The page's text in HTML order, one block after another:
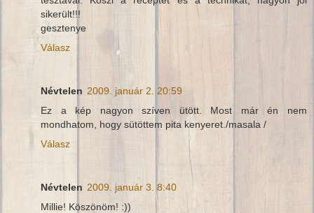
sikerült!!!
gesztenye
Válasz
Névtelen 2009. január 2. 20:59
Ez a kép nagyon szíven ütött. Most már én nem
mondhatom, hogy sütöttem pita kenyeret./masala /
Válasz
Névtelen 2009. január 3. 8:40
Millie! Köszönöm! :))